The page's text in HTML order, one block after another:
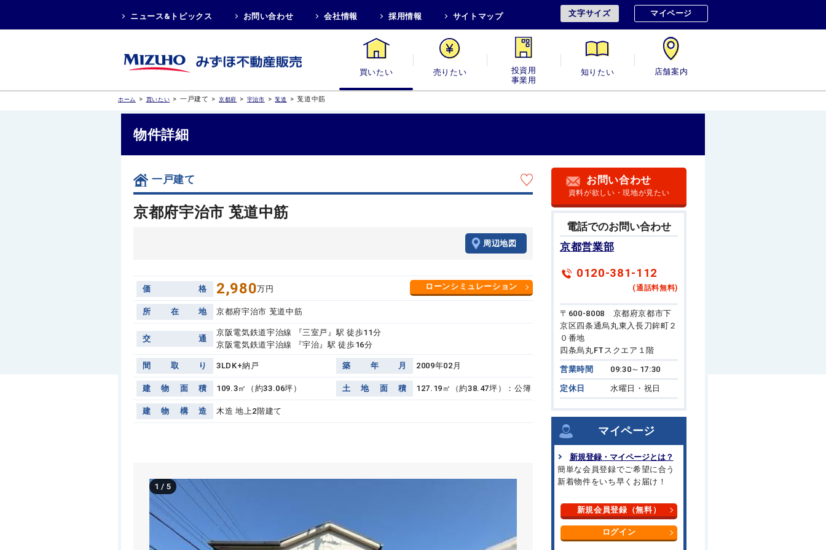
ニュース&トピックス お問い合わせ 会社情報 採用情報 サイトマップ 文字サイズ マイページ
買いたい 売りたい 投資用・事業用 知りたい 店舗案内
ホーム > 買いたい > 一戸建て > 京都府 > 宇治市 > 莵道 > 莵道中筋
物件詳細
一戸建て
京都府宇治市 莵道中筋
周辺地図
価 格 2,980万円 ローンシミュレーション
所 在 地 京都府宇治市 莵道中筋
交 通
京阪電気鉄道宇治線 『三室戸』駅 徒歩11分
京阪電気鉄道宇治線 『宇治』駅 徒歩16分
間 取 り 3LDK+納戸 築 年 月 2009年02月
建 物 面 積 109.3㎡（約33.06坪） 土 地 面 積 127.19㎡（約38.47坪）：公簿
建 物 構 造 木造 地上2階建て
1 /5
お問い合わせ
資料が欲しい・現地が見たい
電話でのお問い合わせ
京都営業部
0120-381-112
(通話料無料)
〒600-8008 京都府京都市下
京区四条通烏丸東入長刀鉾町２
０番地
四条烏丸FTスクエア１階
営業時間 09:30～17:30
定休日 水曜日・祝日
マイページ
新規登録・マイページとは？
簡単な会員登録でご希望に合う
新着物件をいち早くお届け！
新規会員登録（無料）
ログイン